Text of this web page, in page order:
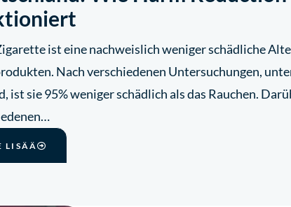
ist eine nachweislich weniger schädliche
Nach verschiedenen Untersuchungen,
ist sie 95% weniger schädlich als das Rauchen.
LISÄÄ